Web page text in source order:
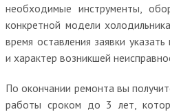
необходимые инструменты,
конкретной модели
время оставления заявки
и характер возникшей
По окончании ремонта вы
работы сроком до 3 лет,